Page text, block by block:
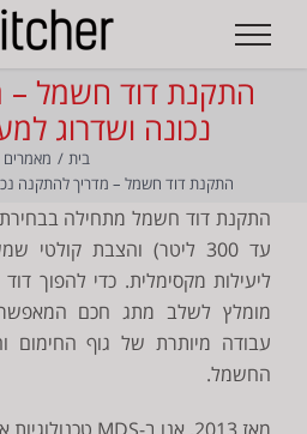
לתוכן
התקנת דוד חשמל –
נכונה ושדרוג
בית
מאמרים
התקנת דוד חשמל – מדריך להתקנה
ליעילות מקסימלית. כדי להפוך
מומלץ לשלב מתג חכם
עבודה מיותרת של גוף החימום
החשמל.